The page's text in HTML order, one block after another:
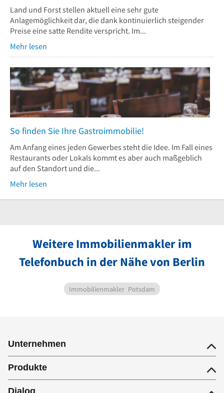
Land und Forst stellen aktuell eine sehr gute
Anlagemöglichkeit dar, die dank kontinuierlich steigender
Preise eine satte Rendite verspricht. Im...
Mehr lesen
So finden Sie Ihre Gastroimmobilie!
Am Anfang eines jeden Gewerbes steht die Idee. Im Fall eines
Restaurants oder Lokals kommt es aber auch maßgeblich
auf den Standort und die...
Mehr lesen
Weitere Immobilienmakler im
Telefonbuch in der Nähe von Berlin
Immobilienmakler Potsdam
Unternehmen
Produkte